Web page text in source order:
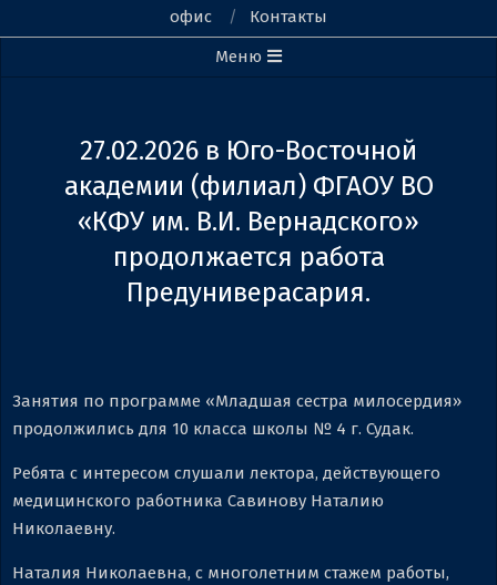
В.И.
ВЕРНАДСКОГО
офис
Контакты
Меню
27.02.2026 в Юго-Восточной
академии (филиал) ФГАОУ ВО
«КФУ им. В.И. Вернадского»
продолжается работа
Предуниверасария.
Занятия по программе «Младшая сестра милосердия»
продолжились для 10 класса школы № 4 г. Судак.
Ребята с интересом слушали лектора, действующего
медицинского работника Савинову Наталию
Николаевну.
Наталия Николаевна, с многолетним стажем работы,